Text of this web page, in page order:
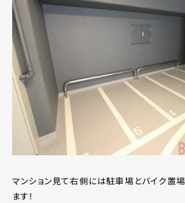
マンション見て右側には駐車場とバイク置
ます！